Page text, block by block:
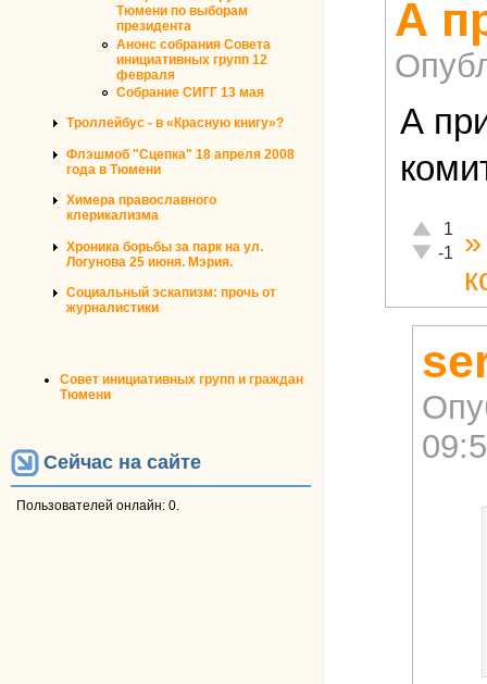
Тюмени по выборам
президента
Анонс собрания Совета
инициативных групп 12
февраля
Собрание СИГГ 13 мая
Троллейбус - в «Красную книгу»?
Флэшмоб "Сцепка" 18 апреля 2008
года в Тюмени
Химера православного
клерикализма
Хроника борьбы за парк на ул.
Логунова 25 июня. Мэрия.
Социальный эскапизм: прочь от
журналистики
Совет инициативных групп и граждан
Тюмени
Сейчас на сайте
Пользователей онлайн: 0.
А
А
Отлично!
1
-1